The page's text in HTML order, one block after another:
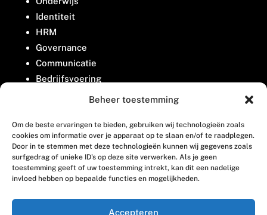
Beheer toestemming
Om de beste ervaringen te bieden, gebruiken wij technologieën zoals
cookies om informatie over je apparaat op te slaan en/of te raadplegen.
Door in te stemmen met deze technologieën kunnen wij gegevens zoals
surfgedrag of unieke ID's op deze site verwerken. Als je geen
toestemming geeft of uw toestemming intrekt, kan dit een nadelige
invloed hebben op bepaalde functies en mogelijkheden.
Accepteren
Identiteit
HRM
Governance
Communicatie
Bedrijfsvoering
Belangenbehartiging
Contact
Houttuinlaan 8
3447 GM Woerden